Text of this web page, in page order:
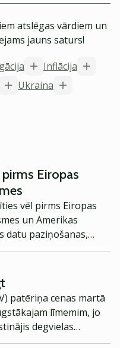
atslēgas vārdiem un
jauns saturs!
Inflācija
Ukraina
Eiropas
vēl pirms Eiropas
un Amerikas
datu paziņošanas,
labējo ekstrēmistu
pirmajā kārtā.
patēriņa cenas martā
līmemim, jo
degvielas
ka Federālā